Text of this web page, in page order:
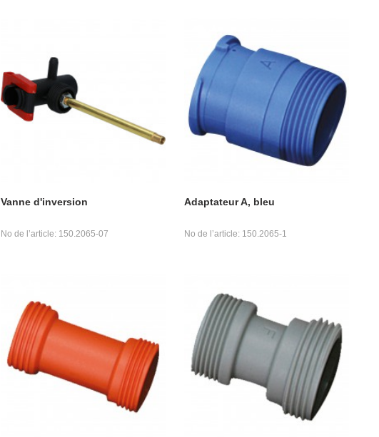
Vanne d'inversion
No de l’article: 150.2065-07
Adaptateur A, bleu
No de l’article: 150.2065-1